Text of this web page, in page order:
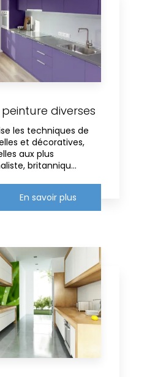
diverses
les techniques de
et décoratives,
aux plus
britanniqu...
En savoir plus